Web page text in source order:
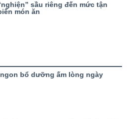
sầu riêng đến mức tận
món ăn
bổ dưỡng ấm lòng ngày